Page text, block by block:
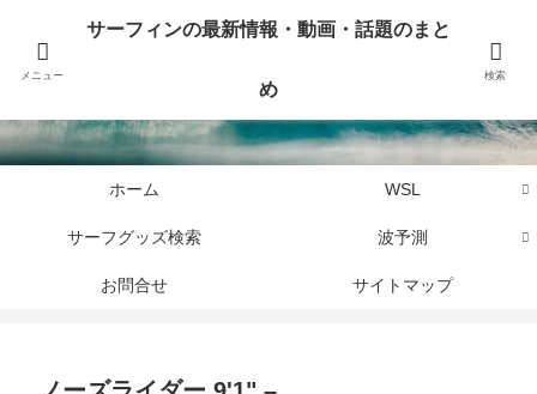
サーフィンに関するニュース・話題や最新情報を写真、画像、動画でまとめて
ホーム WSL
サーフグッズ検索 波予測
お問合せ サイトマップ
メニュー
サーフィンの最新情報・動画・話題のまと
め
検索